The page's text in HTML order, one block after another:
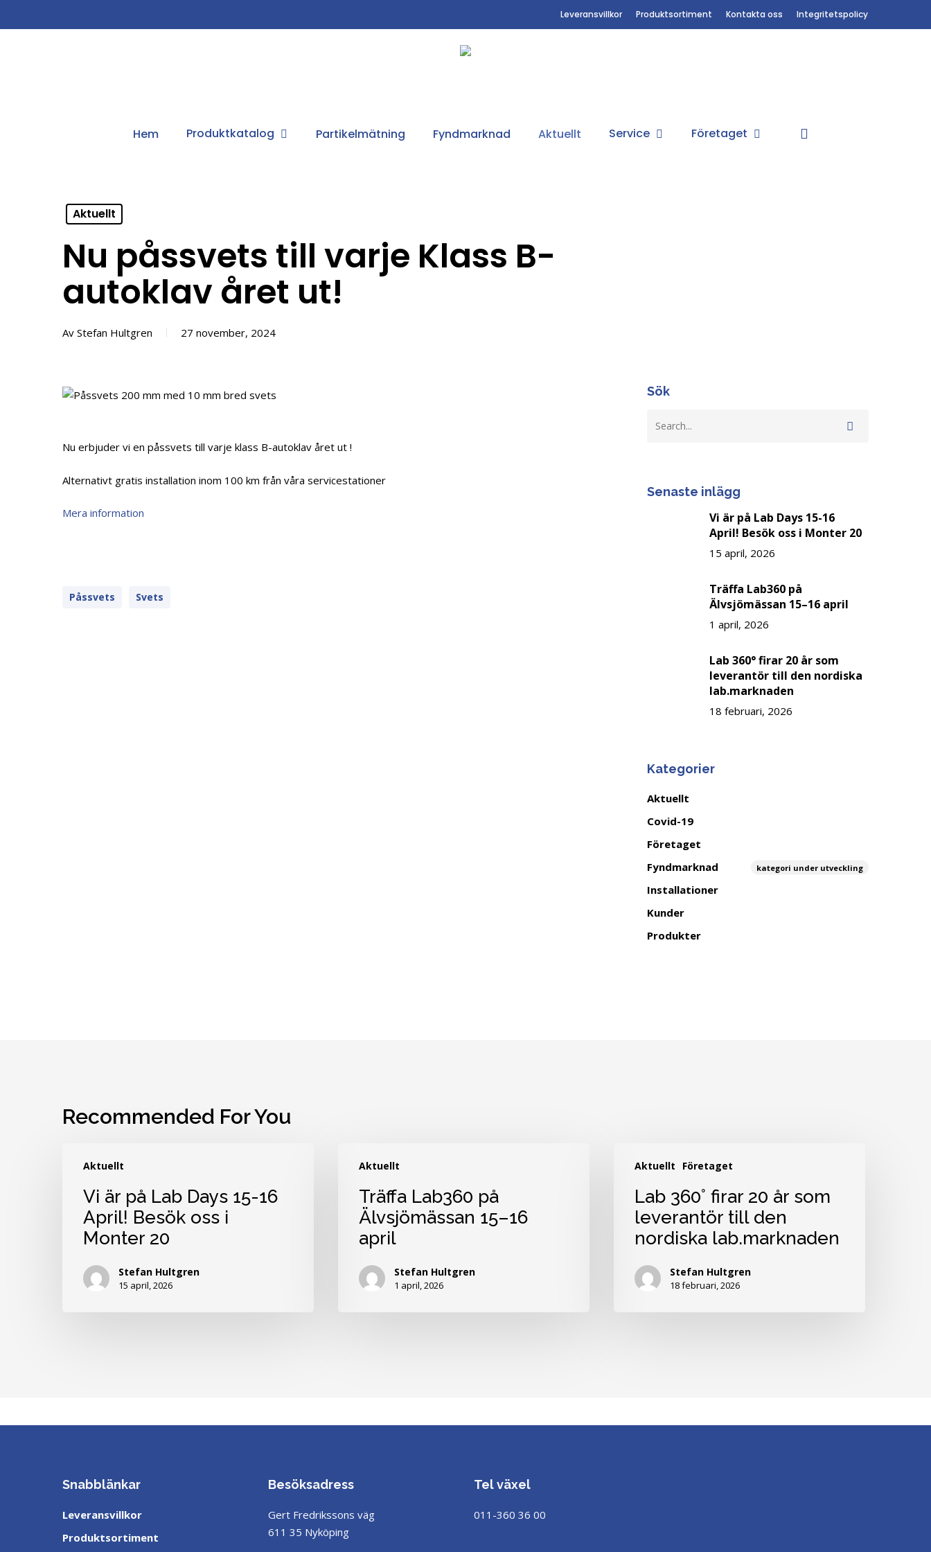
Leveransvillkor Produktsortiment Kontakta oss Integritetspolicy
Hem Produktkatalog Partikelmätning Fyndmarknad Aktuellt Service Företaget
Aktuellt
Nu påssvets till varje Klass B-
autoklav året ut!
Av Stefan Hultgren 27 november, 2024
Nu erbjuder vi en påssvets till varje klass B-autoklav året ut !
Alternativt gratis installation inom 100 km från våra servicestationer
Mera information
Påssvets Svets
Sök
Senaste inlägg
Vi är på Lab Days 15-16
April! Besök oss i Monter 20
15 april, 2026
Träffa Lab360 på
Älvsjömässan 15–16 april
1 april, 2026
Lab 360° firar 20 år som
leverantör till den nordiska
lab.marknaden
18 februari, 2026
Kategorier
Aktuellt
Covid-19
Företaget
Fyndmarknad
kategori under utveckling
Installationer
Kunder
Produkter
Recommended For You
Aktuellt
Days
April!
Besök
Vi är på Lab Days 15-16
April! Besök oss i
Monter 20
Stefan Hultgren
15 april, 2026
Aktuellt
Lab360
Älvsjömässan
Träffa Lab360 på
Älvsjömässan 15–16
april
Stefan Hultgren
1 april, 2026
Aktuellt Företaget
360°
Lab 360° firar 20 år som
leverantör till den
nordiska lab.marknaden
Stefan Hultgren
18 februari, 2026
Snabblänkar
Leveransvillkor
Produktsortiment
Besöksadress
Gert Fredrikssons väg
611 35 Nyköping
Tel växel
011-360 36 00